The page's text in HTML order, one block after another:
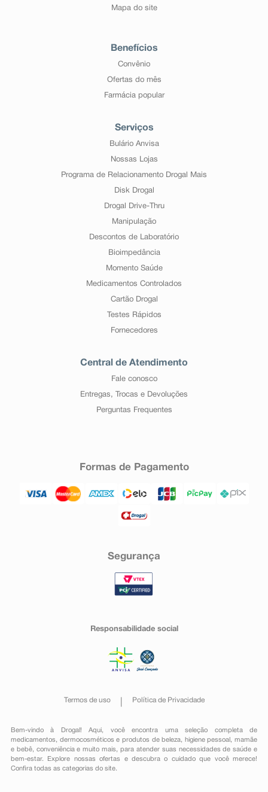
Mapa do site
Benefícios
Convênio
Ofertas do mês
Farmácia popular
Serviços
Bulário Anvisa
Nossas Lojas
Programa de Relacionamento Drogal Mais
Disk Drogal
Drogal Drive-Thru
Manipulação
Descontos de Laboratório
Bioimpedância
Momento Saúde
Medicamentos Controlados
Cartão Drogal
Testes Rápidos
Fornecedores
Central de Atendimento
Fale conosco
Entregas, Trocas e Devoluções
Perguntas Frequentes
Formas de Pagamento
Segurança
Responsabilidade social
Termos de uso Política de Privacidade
Bem-vindo à Drogal! Aqui, você encontra uma seleção completa de
medicamentos , dermocosméticos e produtos de beleza, higiene pessoal ,mamãe
e bebê, conveniênciae muito mais, para atender suas necessidades de saúde e
bem-estar. Explore nossas ofertas e descubra o cuidado que você merece!
Confira todas as categorias do site.